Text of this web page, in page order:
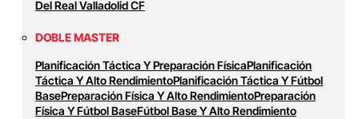
Del Real Valladolid CF
DOBLE MASTER
Planificación Táctica Y Preparación FísicaPlanificación
Táctica Y Alto RendimientoPlanificación Táctica Y Fútbol
BasePreparación Física Y Alto RendimientoPreparación
Física Y Fútbol BaseFútbol Base Y Alto Rendimiento